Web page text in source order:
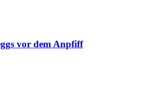
vor dem Anpfiff